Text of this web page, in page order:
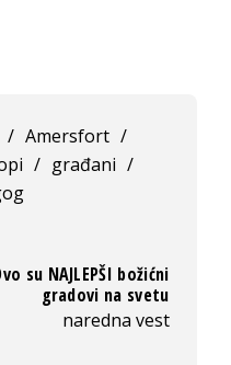
/ Amersfort /
/ građani /
su NAJLEPŠI božićni
gradovi na svetu
naredna vest